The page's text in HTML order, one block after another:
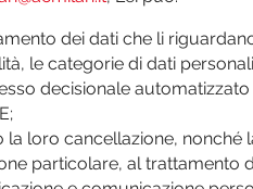
dei dati che li
le categorie di dati
decisionale
la loro cancellazione,
particolare, al trattamento